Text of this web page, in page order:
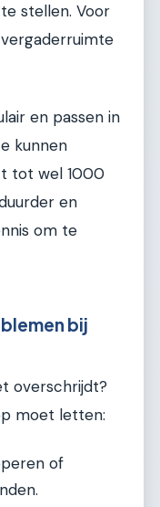
stellen. Voor
en passen in
kunnen
tot wel 1000
en
om te
bij
overschrijdt?
moet letten:
of